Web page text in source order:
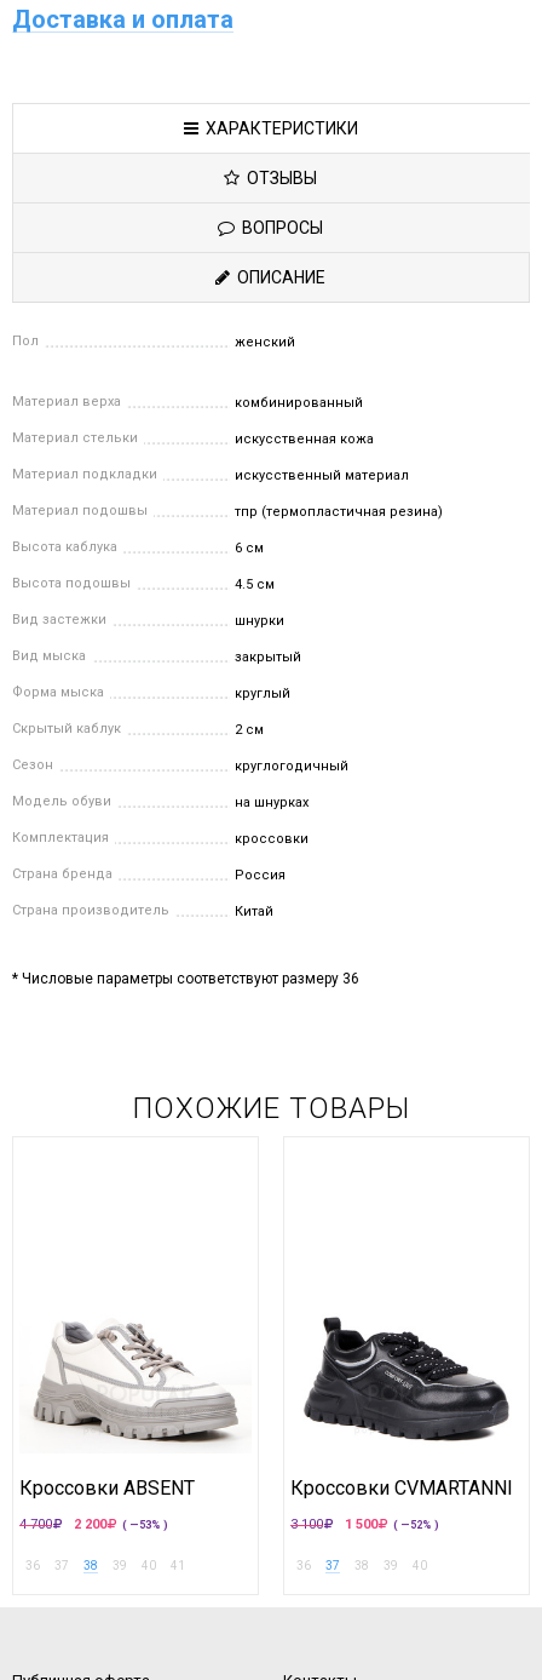
Доставка и оплата
ХАРАКТЕРИСТИКИ
ОТЗЫВЫ
ВОПРОСЫ
ОПИСАНИЕ
Пол женский
Материал верха комбинированный
Материал стельки искусственная кожа
Материал подкладки искусственный материал
Материал подошвы тпр (термопластичная резина)
Высота каблука 6 см
Высота подошвы 4.5 см
Вид застежки шнурки
Вид мыска закрытый
Форма мыска круглый
Скрытый каблук 2 см
Сезон круглогодичный
Модель обуви на шнурках
Комплектация кроссовки
Страна бренда Россия
Страна производитель Китай
* Числовые параметры соответствуют размеру 36
ПОХОЖИЕ ТОВАРЫ
Кроссовки ABSENT
4 700 2 200 ( —53% )
36 37 38 39 40 41
Кроссовки CVMARTANNI
3 100 1 500 ( —52% )
36 37 38 39 40